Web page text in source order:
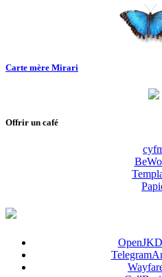
Carte mère Mirari
Offrir un café